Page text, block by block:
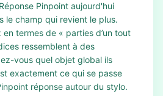
Pinpoint aujourd'hui
le champ qui revient le plus.
termes de « parties d’un tout
ressemblent à des
vous quel objet global ils
exactement ce qui se passe
réponse autour du stylo.